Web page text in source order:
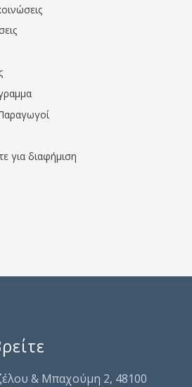
για διαφήμιση
& Μπαχούμη 2, 48100